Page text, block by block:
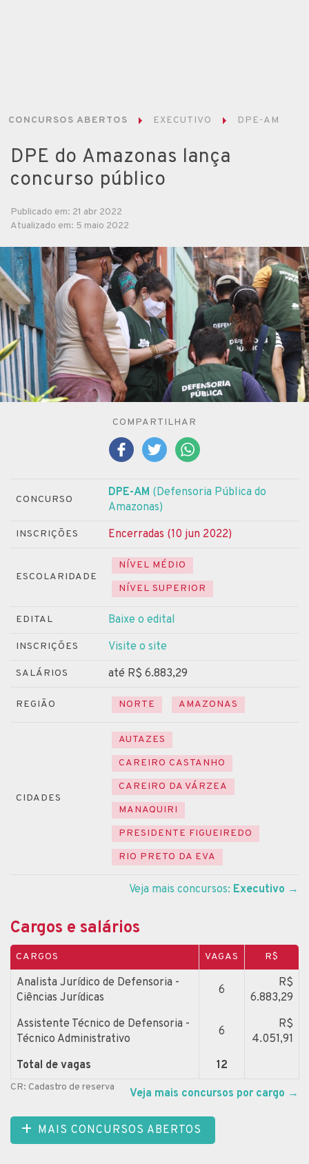
CONCURSOS ABERTOS EXECUTIVO DPE-AM
DPE do Amazonas lança
concurso público
Publicado em: 21 abr 2022
Atualizado em: 5 maio 2022
COMPARTILHAR
CONCURSO
DPE-AM (Defensoria Pública do
Amazonas)
INSCRIÇÕES Encerradas (10 jun 2022)
ESCOLARIDADE
NÍVEL MÉDIO
NÍVEL SUPERIOR
EDITAL Baixe o edital
INSCRIÇÕES Visite o site
SALÁRIOS até R$ 6.883,29
REGIÃO NORTE AMAZONAS
CIDADES
AUTAZES
CAREIRO CASTANHO
CAREIRO DA VÁRZEA
MANAQUIRI
PRESIDENTE FIGUEIREDO
RIO PRETO DA EVA
Veja mais concursos: Executivo →
Cargos e salários
CARGOS VAGAS R$
Analista Jurídico de Defensoria -
Ciências Jurídicas
6
R$
6.883,29
Assistente Técnico de Defensoria -
Técnico Administrativo
6
R$
4.051,91
Total de vagas
12
CR: Cadastro de reserva Veja mais concursos por cargo →
MAIS CONCURSOS ABERTOS